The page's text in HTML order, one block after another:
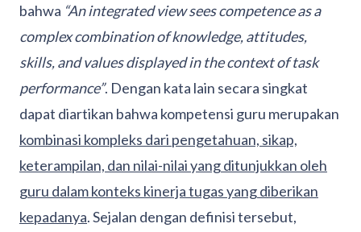
bahwa “An integrated view sees competence as a
complex combination of knowledge, attitudes,
skills, and values displayed in the context of task
performance”. Dengan kata lain secara singkat
dapat diartikan bahwa kompetensi guru merupakan
kombinasi kompleks dari pengetahuan, sikap,
keterampilan, dan nilai-nilai yang ditunjukkan oleh
guru dalam konteks kinerja tugas yang diberikan
kepadanya. Sejalan dengan definisi tersebut,